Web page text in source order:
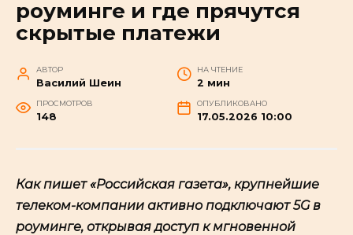
роуминге и где прячутся
скрытые платежи
АВТОР
Василий Шеин
НА ЧТЕНИЕ
2 мин
ПРОСМОТРОВ
148
ОПУБЛИКОВАНО
17.05.2026 10:00
Как пишет «Российская газета», крупнейшие
телеком-компании активно подключают 5G в
роуминге, открывая доступ к мгновенной